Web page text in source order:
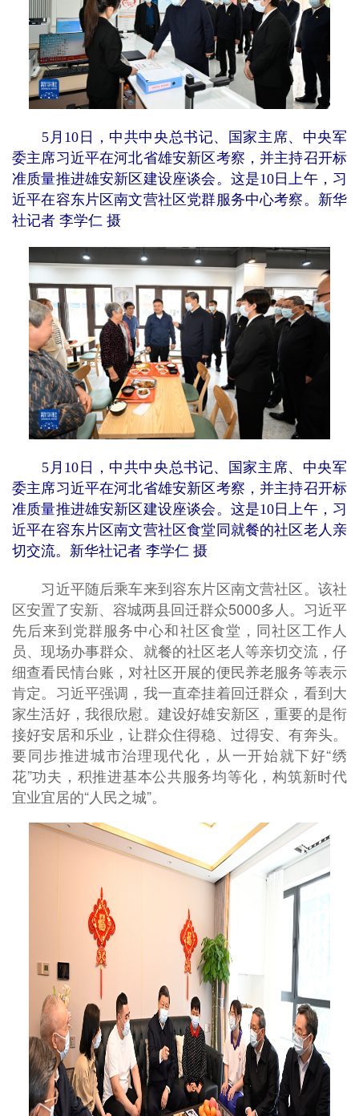
5月10日，中共中央总书记、国家主席、中央军
委主席习近平在河北省雄安新区考察，并主持召开标
准质量推进雄安新区建设座谈会。这是10日上午，习
近平在容东片区南文营社区党群服务中心考察。新华
社记者 李学仁 摄
5月10日，中共中央总书记、国家主席、中央军
委主席习近平在河北省雄安新区考察，并主持召开标
准质量推进雄安新区建设座谈会。这是10日上午，习
近平在容东片区南文营社区食堂同就餐的社区老人亲
切交流。新华社记者 李学仁 摄
习近平随后乘车来到容东片区南文营社区。该社
区安置了安新、容城两县回迁群众5000多人。习近平
先后来到党群服务中心和社区食堂，同社区工作人
员、现场办事群众、就餐的社区老人等亲切交流，仔
细查看民情台账，对社区开展的便民养老服务等表示
肯定。习近平强调，我一直牵挂着回迁群众，看到大
家生活好，我很欣慰。建设好雄安新区，重要的是衔
接好安居和乐业，让群众住得稳、过得安、有奔头。
要同步推进城市治理现代化，从一开始就下好“绣
花”功夫，积推进基本公共服务均等化，构筑新时代
宜业宜居的“人民之城”。